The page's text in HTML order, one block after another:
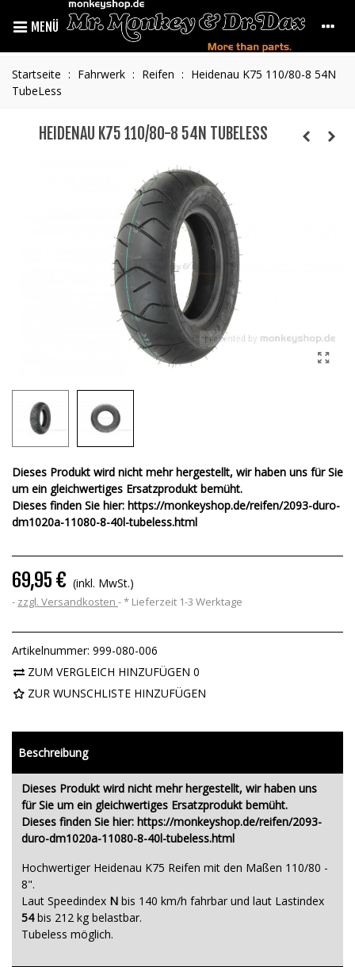
MENÜ
Startseite : Fahrwerk : Reifen : Heidenau K75 110/80-8 54N
TubeLess
HEIDENAU K75 110/80-8 54N TUBELESS
Dieses Produkt wird nicht mehr hergestellt, wir haben uns für Sie
um ein gleichwertiges Ersatzprodukt bemüht.
Dieses finden Sie hier: https://monkeyshop.de/reifen/2093-duro-
dm1020a-11080-8-40l-tubeless.html
69,95 € (inkl. MwSt.)
zzgl. Versandkosten * Lieferzeit 1-3 Werktage
Artikelnummer: 999-080-006
ZUM VERGLEICH HINZUFÜGEN 0
ZUR WUNSCHLISTE HINZUFÜGEN
Beschreibung
Dieses Produkt wird nicht mehr hergestellt, wir haben uns
für Sie um ein gleichwertiges Ersatzprodukt bemüht.
Dieses finden Sie hier: https://monkeyshop.de/reifen/2093-
duro-dm1020a-11080-8-40l-tubeless.html
Hochwertiger Heidenau K75 Reifen mit den Maßen 110/80 -
8".
Laut Speedindex N bis 140 km/h fahrbar und laut Lastindex
54bis 212 kg belastbar.
Tubeless möglich.